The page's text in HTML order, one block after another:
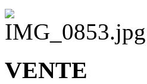
VENTE